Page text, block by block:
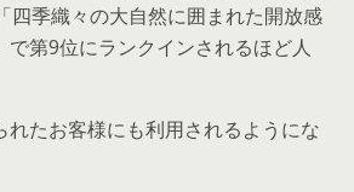
「四季織々の大自然に囲まれた開放感
で第9位にランクインされるほど人
れたお客様にも利用されるようにな